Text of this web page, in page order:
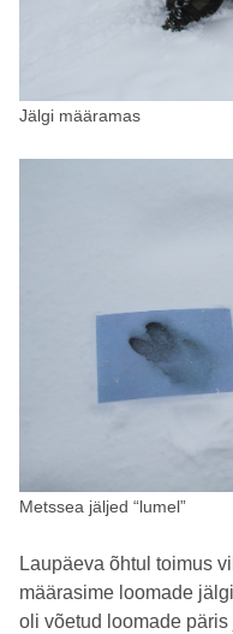
Jälgi määramas
Metssea jäljed “lumel”
Laupäeva õhtul toimus
määrasime loomade
oli võetud loomade